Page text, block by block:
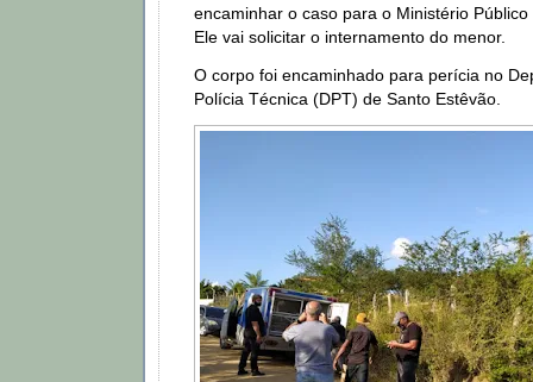
encaminhar o caso para o Ministério
Ele vai solicitar o internamento do menor.
O corpo foi encaminhado para perícia no
Polícia Técnica (DPT) de Santo Estêvão.